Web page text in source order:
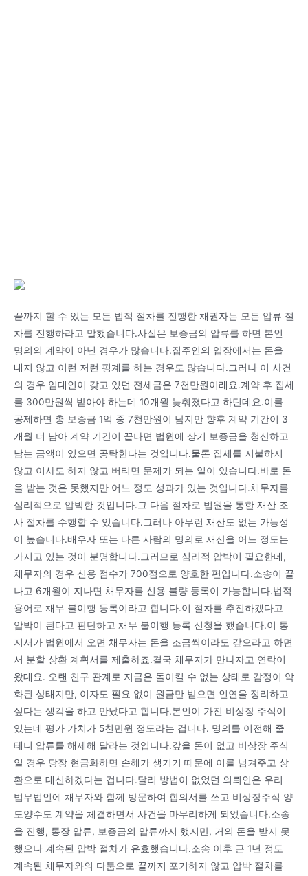
끝까지 할 수 있는 모든 법적 절차를 진행한 채권자는 모든 압류 절
차를 진행하라고 말했습니다.사실은 보증금의 압류를 하면 본인
명의의 계약이 아닌 경우가 많습니다.집주인의 입장에서는 돈을
내지 않고 이런 저런 핑계를 하는 경우도 많습니다.그러나 이 사건
의 경우 임대인이 갖고 있던 전세금은 7천만원이래요.계약 후 집세
를 300만원씩 받아야 하는데 10개월 늦춰졌다고 하던데요.이를
공제하면 총 보증금 1억 중 7천만원이 남지만 향후 계약 기간이 3
개월 더 남아 계약 기간이 끝나면 법원에 상기 보증금을 청산하고
남는 금액이 있으면 공탁한다는 것입니다.물론 집세를 지불하지
않고 이사도 하지 않고 버티면 문제가 되는 일이 있습니다.바로 돈
을 받는 것은 못했지만 어느 정도 성과가 있는 것입니다.채무자를
심리적으로 압박한 것입니다.그 다음 절차로 법원을 통한 재산 조
사 절차를 수행할 수 있습니다.그러나 아무런 재산도 없는 가능성
이 높습니다.배우자 또는 다른 사람의 명의로 재산을 어느 정도는
가지고 있는 것이 분명합니다.그러므로 심리적 압박이 필요한데,
채무자의 경우 신용 점수가 700점으로 양호한 편입니다.소송이 끝
나고 6개월이 지나면 채무자를 신용 불량 등록이 가능합니다.법적
용어로 채무 불이행 등록이라고 합니다.이 절차를 추진하겠다고
압박이 된다고 판단하고 채무 불이행 등록 신청을 했습니다.이 통
지서가 법원에서 오면 채무자는 돈을 조금씩이라도 갚으라고 하면
서 분할 상환 계획서를 제출하죠.결국 채무자가 만나자고 연락이
왔대요. 오랜 친구 관계로 지금은 돌이킬 수 없는 상태로 감정이 악
화된 상태지만, 이자도 필요 없이 원금만 받으면 인연을 정리하고
싶다는 생각을 하고 만났다고 합니다.본인이 가진 비상장 주식이
있는데 평가 가치가 5천만원 정도라는 겁니다. 명의를 이전해 줄
테니 압류를 해제해 달라는 것입니다.갚을 돈이 없고 비상장 주식
일 경우 당장 현금화하면 손해가 생기기 때문에 이를 넘겨주고 상
환으로 대신하겠다는 겁니다.달리 방법이 없었던 의뢰인은 우리
법무법인에 채무자와 함께 방문하여 합의서를 쓰고 비상장주식 양
도양수도 계약을 체결하면서 사건을 마무리하게 되었습니다.소송
을 진행, 통장 압류, 보증금의 압류까지 했지만, 거의 돈을 받지 못
했으나 계속된 압박 절차가 유효했습니다.소송 이후 근 1년 정도
계속된 채무자와의 다툼으로 끝까지 포기하지 않고 압박 절차를